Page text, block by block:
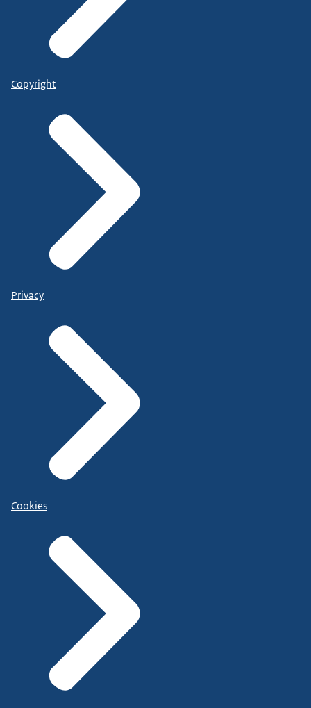
Copyright
Privacy
Cookies